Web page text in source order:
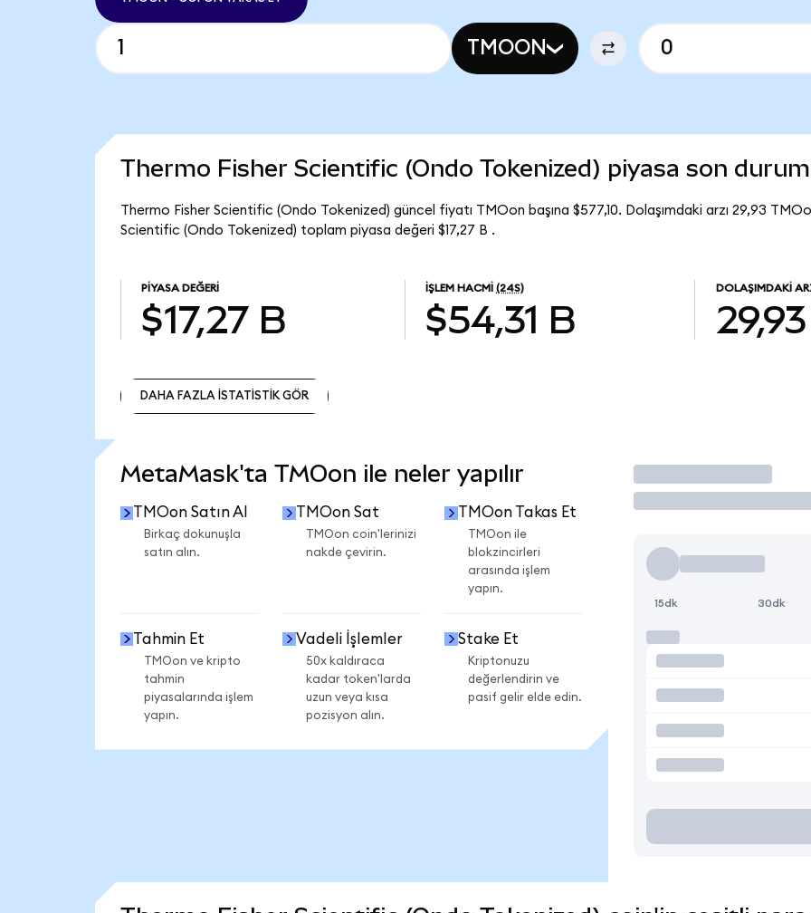
TMOON
Thermo Fisher Scientific (Ondo Tokenized) piyasa son
Thermo Fisher Scientific (Ondo Tokenized) güncel fiyatı TMOon başına $577,10. Dolaşımdaki arzı 29,93
Scientific (Ondo Tokenized) toplam piyasa değeri $17,27 B .
PIYASA DEĞERI
$17,27 B
İŞLEM HACMI (24S)
$54,31 B
DOLAŞIMDAKI
29,93
DAHA FAZLA İSTATİSTİK GÖR
MetaMask'ta TMOon ile neler yapılır
TMOon Satın Al
Birkaç dokunuşla
satın alın.
TMOon Sat
TMOon coin'lerinizi
nakde çevirin.
TMOon Takas Et
TMOon ile
blokzincirleri
arasında işlem
yapın.
Tahmin Et
TMOon ve kripto
tahmin
piyasalarında işlem
yapın.
Vadeli İşlemler
50x kaldıraca
kadar token'larda
uzun veya kısa
pozisyon alın.
Stake Et
Kriptonuzu
değerlendirin ve
pasif gelir elde edin.
İşlem Yap
15dk 30dk